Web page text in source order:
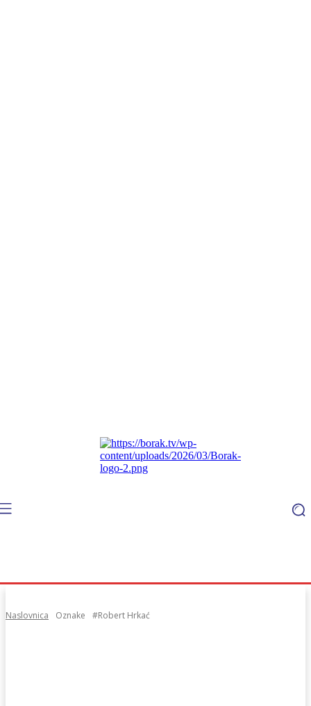
Naslovnica Oznake #Robert Hrkać